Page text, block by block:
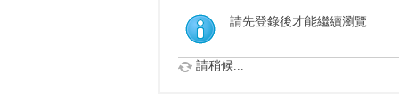
請先登錄後才能繼續瀏覽
請稍候...